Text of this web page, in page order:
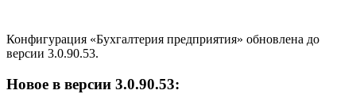
Конфигурация «Бухгалтерия предприятия» обновлена до
версии 3.0.90.53.
Новое в версии 3.0.90.53: